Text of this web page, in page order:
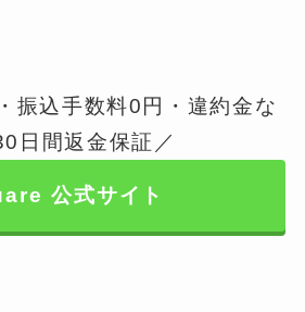
振込手数料0円・違約金な
日間返金保証／
公式サイト